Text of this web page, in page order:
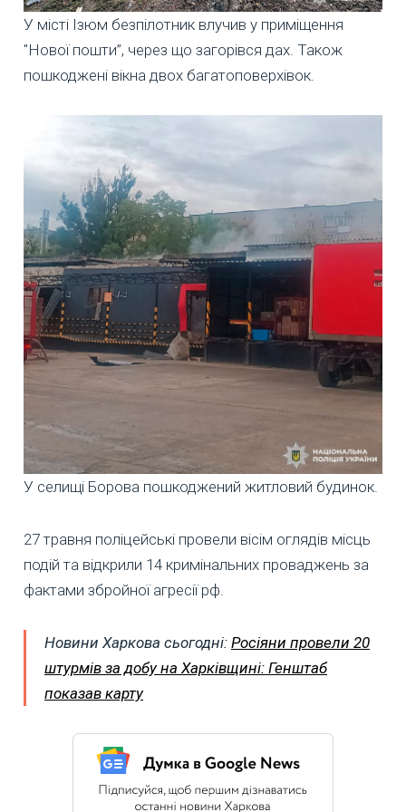
У місті Ізюм безпілотник влучив у приміщення
"Нової пошти”, через що загорівся дах. Також
пошкоджені вікна двох багатоповерхівок.
У селищі Борова пошкоджений житловий будинок.
27 травня поліцейські провели вісім оглядів місць
подій та відкрили 14 кримінальних проваджень за
фактами збройної агресії рф.
Новини Харкова сьогодні: Росіяни провели 20
штурмів за добу на Харківщині: Генштаб
показав карту